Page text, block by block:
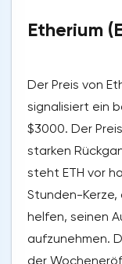
Etherium
Der Preis von
signalisiert ein
$3000. Der
starken
steht ETH vor
Stunden-Kerze,
helfen, seinen
aufzunehmen.
der